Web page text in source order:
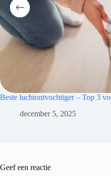
3 voor elk budget
Geef een reactie